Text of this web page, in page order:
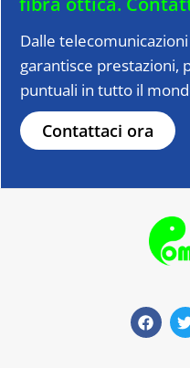
Dalle
garantisce prestazioni,
puntuali in tutto il
Contattaci ora
a
c
e
w
i
t